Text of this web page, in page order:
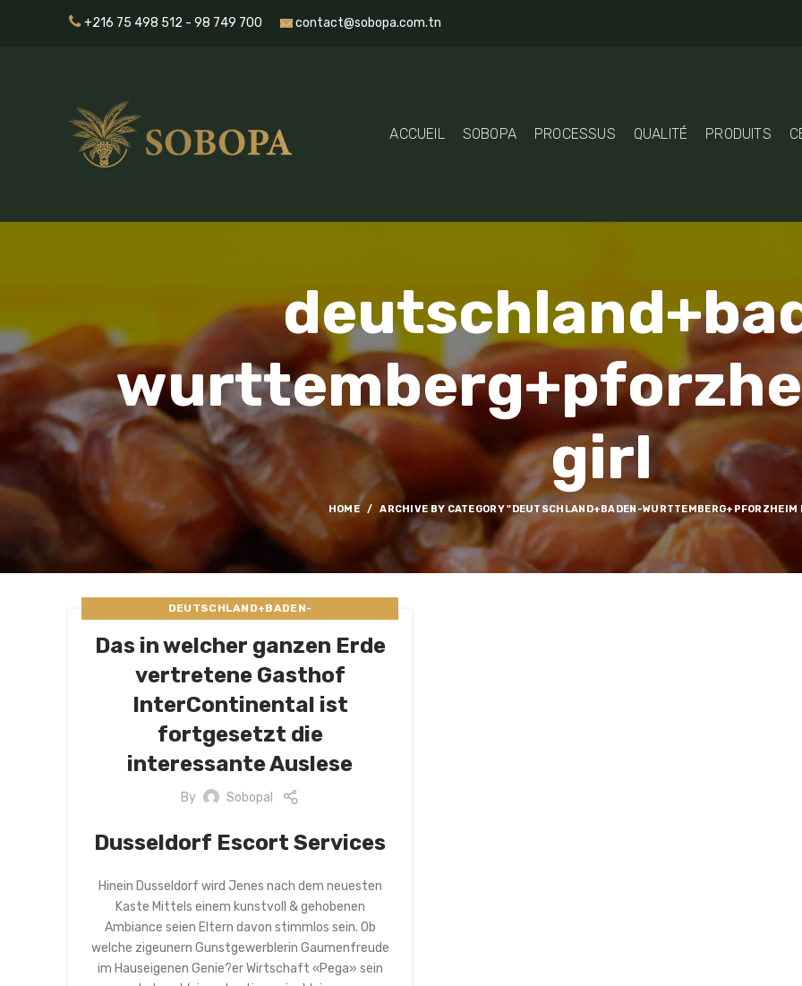
+216 75 498 512 - 98 749 700 contact@sobopa.com.tn
ACCUEIL SOBOPA PROCESSUS QUALITÉ PRODUITS
girl
HOME ARCHIVE BY CATEGORY "DEUTSCHLAND+BADEN-WURTTEMBERG+PFORZHEIM
DEUTSCHLAND+BADEN-
Das in welcher ganzen Erde
vertretene Gasthof
InterContinental ist
fortgesetzt die
interessante Auslese
By Sobopal
Dusseldorf Escort Services
Hinein Dusseldorf wird Jenes nach dem neuesten
Kaste Mittels einem kunstvoll & gehobenen
Ambiance seien Eltern davon stimmlos sein. Ob
welche zigeunern Gunstgewerblerin Gaumenfreude
im Hauseigenen Genie?er Wirtschaft «Pega» sein